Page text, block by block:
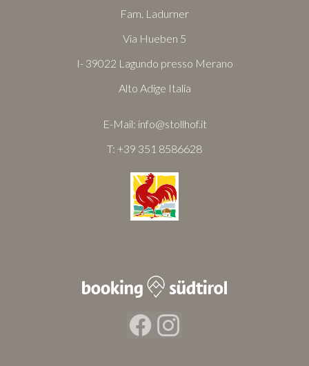
Fam. Ladurner
Via Hueben 5
I- 39022 Lagundo presso Merano
Alto Adige Italia
E-Mail: info@stollhof.it
T: +39 351 8586628
FacebookInstagram